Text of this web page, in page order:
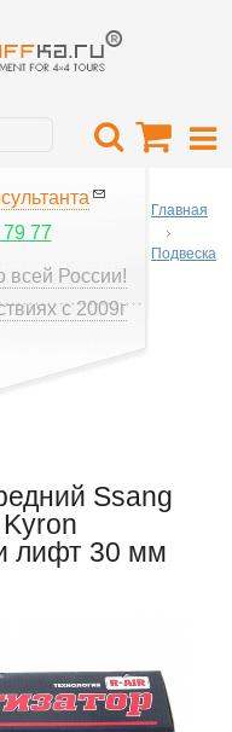
77
всей России!
с 2009г
Главная
Подвеска
Ssang
лифт 30 мм